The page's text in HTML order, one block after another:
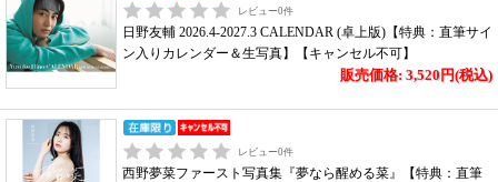
レビュー0件
日野友輔 2026.4-2027.3 CALENDAR (卓上版)【特典：直筆サイ
ン入りカレンダー＆生写真】【キャンセル不可】
販売価格: 3,520円(税込)
レビュー0件
西野夢菜ファースト写真集『夢なら醒める菜』【特典：直筆